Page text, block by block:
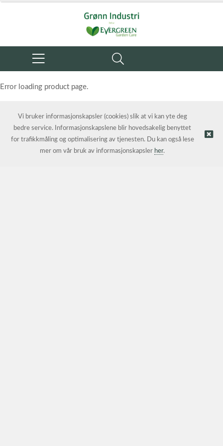
Error loading product page.
© Grønn Industri AS | Nettbutikk levert avKréatif AS
Vi bruker informasjonskapsler (cookies) slik at vi kan yte deg
bedre service. Informasjonskapslene blir hovedsakelig benyttet
for trafikkmåling og optimalisering av tjenesten. Du kan også lese
mer om vår bruk av informasjonskapsler her.